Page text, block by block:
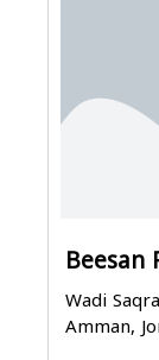
Wadi
Amman,